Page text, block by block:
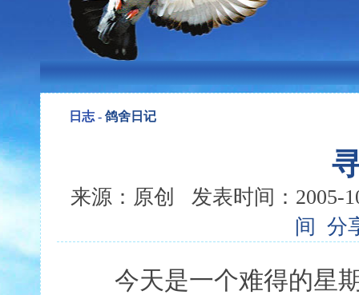
日志 - 鸽舍日记
来源：原创 发表时间：2005-
间
分
今天是一个难得的星期